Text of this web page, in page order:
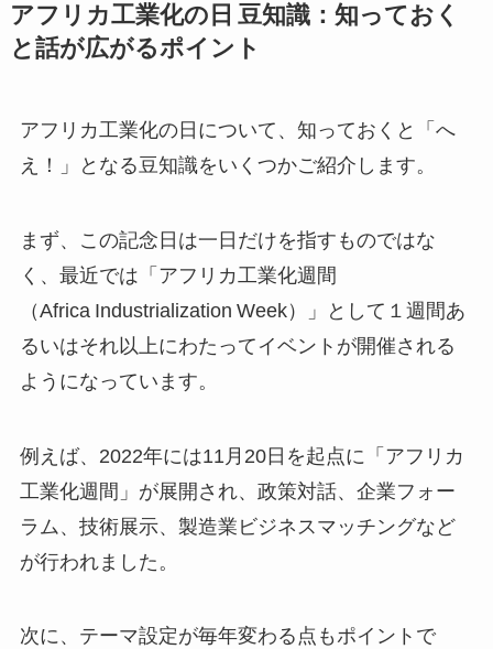
アフリカ工業化の日 豆知識：知っておく
と話が広がるポイント
アフリカ工業化の日について、知っておくと「へ
え！」となる豆知識をいくつかご紹介します。
まず、この記念日は一日だけを指すものではな
く、最近では「アフリカ工業化週間
（Africa Industrialization Week）」として１週間あ
るいはそれ以上にわたってイベントが開催される
ようになっています。
例えば、2022年には11月20日を起点に「アフリカ
工業化週間」が展開され、政策対話、企業フォー
ラム、技術展示、製造業ビジネスマッチングなど
が行われました。
次に、テーマ設定が毎年変わる点もポイントで